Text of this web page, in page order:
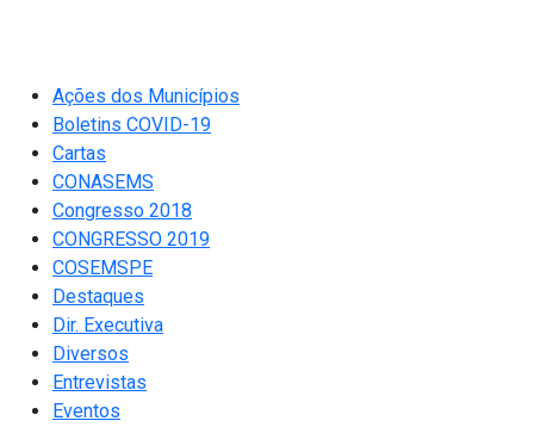
Ações dos Municípios
Boletins COVID-19
Cartas
CONASEMS
Congresso 2018
CONGRESSO 2019
COSEMSPE
Destaques
Dir. Executiva
Diversos
Entrevistas
Eventos